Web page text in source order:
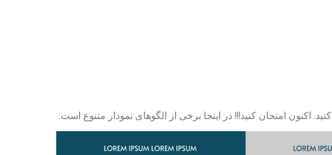
کنید. اکنون امتحان کنید!!! در اینجا برخی از الگوهای نمودار متنوع است.